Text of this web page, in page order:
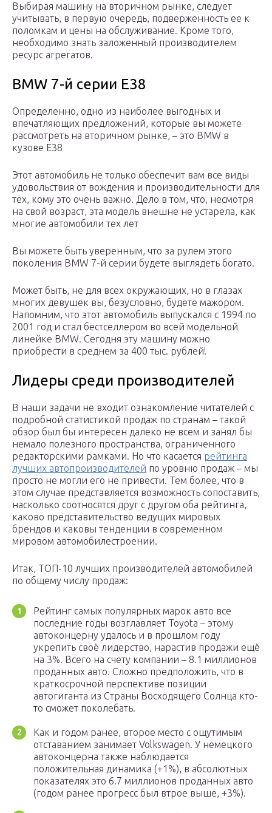
Выбирая машину на вторичном рынке, следует
учитывать, в первую очередь, подверженность ее к
поломкам и цены на обслуживание. Кроме того,
необходимо знать заложенный производителем
ресурс агрегатов.
BMW 7-й серии E38
Определенно, одно из наиболее выгодных и
впечатляющих предложений, которые вы можете
рассмотреть на вторичном рынке, – это BMW в
кузове E38
Этот автомобиль не только обеспечит вам все виды
удовольствия от вождения и производительности для
тех, кому это очень важно. Дело в том, что, несмотря
на свой возраст, эта модель внешне не устарела, как
многие автомобили тех лет
Вы можете быть уверенным, что за рулем этого
поколения BMW 7-й серии будете выглядеть богато.
Может быть, не для всех окружающих, но в глазах
многих девушек вы, безусловно, будете мажором.
Напомним, что этот автомобиль выпускался с 1994 по
2001 год и стал бестселлером во всей модельной
линейке BMW. Сегодня эту машину можно
приобрести в среднем за 400 тыс. рублей!
Лидеры среди производителей
В наши задачи не входит ознакомление читателей с
подробной статистикой продаж по странам – такой
обзор был бы интересен далеко не всем и занял бы
немало полезного пространства, ограниченного
редакторскими рамками. Но что касается рейтинга
лучших автопроизводителей по уровню продаж – мы
просто не могли его не привести. Тем более, что в
этом случае представляется возможность сопоставить,
насколько соотносятся друг с другом оба рейтинга,
каково представительство ведущих мировых
брендов и каковы тенденции в современном
мировом автомобилестроении.
Итак, ТОП-10 лучших производителей автомобилей
по общему числу продаж:
Рейтинг самых популярных марок авто все
последние годы возглавляет Toyota – этому
автоконцерну удалось и в прошлом году
укрепить своё лидерство, нарастив продажи ещё
на 3%. Всего на счету компании – 8.1 миллионов
проданных авто. Сложно предположить, что в
краткосрочной перспективе позиции
автогиганта из Страны Восходящего Солнца кто-
то сможет поколебать.
Как и годом ранее, второе место с ощутимым
отставанием занимает Volkswagen. У немецкого
автоконцерна также наблюдается
положительная динамика (+1%), в абсолютных
показателях это 6.7 миллионов проданных авто
(годом ранее прогресс был втрое выше, +3%).